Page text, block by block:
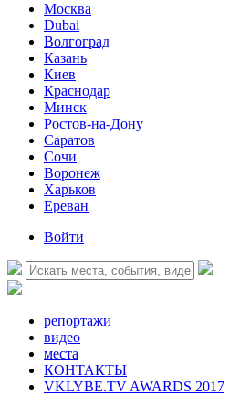
Москва
Dubai
Волгоград
Казань
Киев
Краснодар
Минск
Ростов-на-Дону
Саратов
Сочи
Воронеж
Харьков
Ереван
Войти
репортажи
видео
места
КОНТАКТЫ
VKLYBE.TV AWARDS 2017